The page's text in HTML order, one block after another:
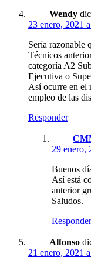
Wendy
23 enero, 2021
Sería razonable
Técnicos
categoría A2
Ejecutiva o
Así ocurre en el
empleo de las
Responder
29 enero,
Buenos
Así está
anterior
Saludos.
Responder
Alfonso
21 enero, 2021